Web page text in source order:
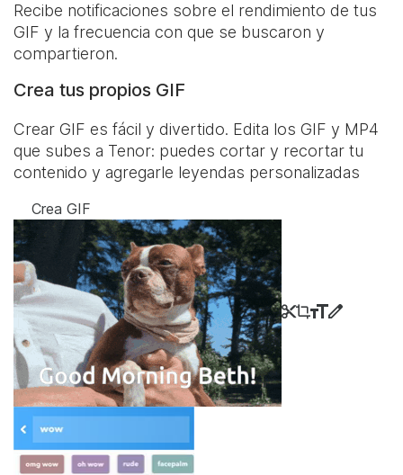
Recibe notificaciones sobre el rendimiento de tus
GIF y la frecuencia con que se buscaron y
compartieron.
Crea tus propios GIF
Crear GIF es fácil y divertido. Edita los GIF y MP4
que subes a Tenor: puedes cortar y recortar tu
contenido y agregarle leyendas personalizadas
Crea GIF